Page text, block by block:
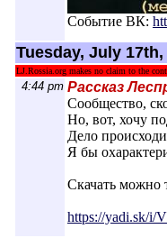
Событие ВК:
Tuesday, July 17th,
LJ.Rossia.org makes no claim to the
4:44 pm Рассказ
Сообщество,
Но, вот, хочу
Дело
Я бы
Скачать можно
https://yadi.sk/i/